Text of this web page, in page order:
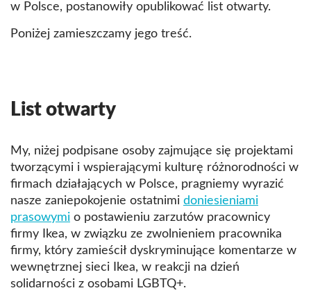
w Polsce, postanowiły opublikować list otwarty.
Poniżej zamieszczamy jego treść.
List otwarty
My, niżej podpisane osoby zajmujące się projektami
tworzącymi i wspierającymi kulturę różnorodności w
firmach działających w Polsce, pragniemy wyrazić
nasze zaniepokojenie ostatnimi doniesieniami
prasowymi o postawieniu zarzutów pracownicy
firmy Ikea, w związku ze zwolnieniem pracownika
firmy, który zamieścił dyskryminujące komentarze w
wewnętrznej sieci Ikea, w reakcji na dzień
solidarności z osobami LGBTQ+.